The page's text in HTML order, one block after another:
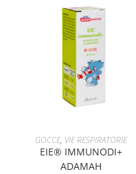
AGGIUNGI AL CARRELLO
GOCCE, VIE RESPIRATORIE
EIE® IMMUNODI+
ADAMAH